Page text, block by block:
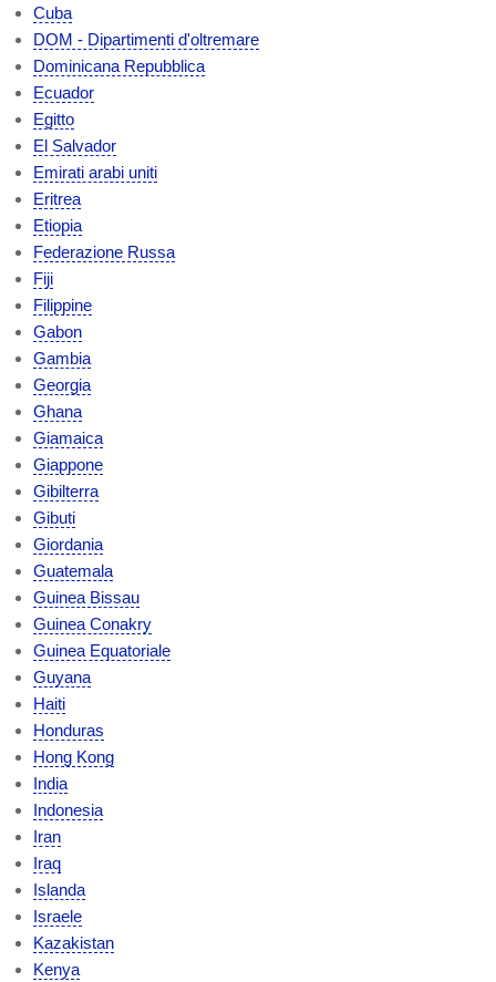
Cuba
DOM - Dipartimenti d'oltremare
Dominicana Repubblica
Ecuador
Egitto
El Salvador
Emirati arabi uniti
Eritrea
Etiopia
Federazione Russa
Fiji
Filippine
Gabon
Gambia
Georgia
Ghana
Giamaica
Giappone
Gibilterra
Gibuti
Giordania
Guatemala
Guinea Bissau
Guinea Conakry
Guinea Equatoriale
Guyana
Haiti
Honduras
Hong Kong
India
Indonesia
Iran
Iraq
Islanda
Israele
Kazakistan
Kenya